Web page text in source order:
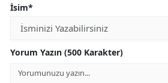
İsim*
Yorum Yazın (500 Karakter)